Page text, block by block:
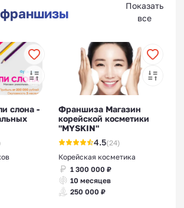
Показать
все
слона -
Франшиза Магазин
корейской косметики
"MYSKIN"
4.5(24)
Корейская косметика
1 300 000 ₽
10 месяцев
250 000 ₽